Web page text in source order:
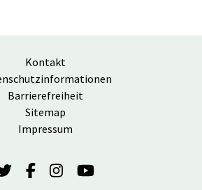
Kontakt
Barrierefreiheit
Sitemap
Impressum